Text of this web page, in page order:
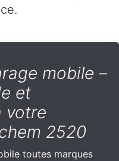
mobile –
et
votre
2520
toutes marques